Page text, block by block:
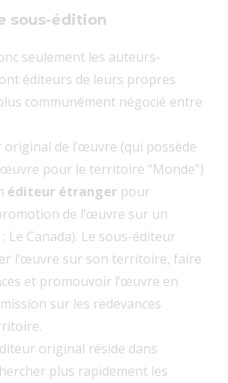
sous-édition
seulement les auteurs-
éditeurs de leurs propres
communément négocié entre
original de l’œuvre (qui possède
pour le territoire “Monde”)
éditeur étranger pour
de l’œuvre sur un
Le Canada). Le sous-éditeur
l’œuvre sur son territoire, faire
et promouvoir l’œuvre en
sur les redevances
original réside dans
plus rapidement les